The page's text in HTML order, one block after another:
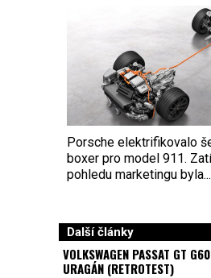
Porsche elektrifikovalo
boxer pro model 911.
pohledu marketingu byla...
Další články
VOLKSWAGEN PASSAT GT
URAGÁN (RETROTEST)